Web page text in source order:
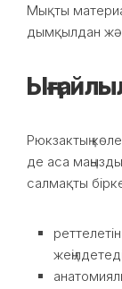
Мықты
дымқылдан
Рюкзактың
де аса
салмақты